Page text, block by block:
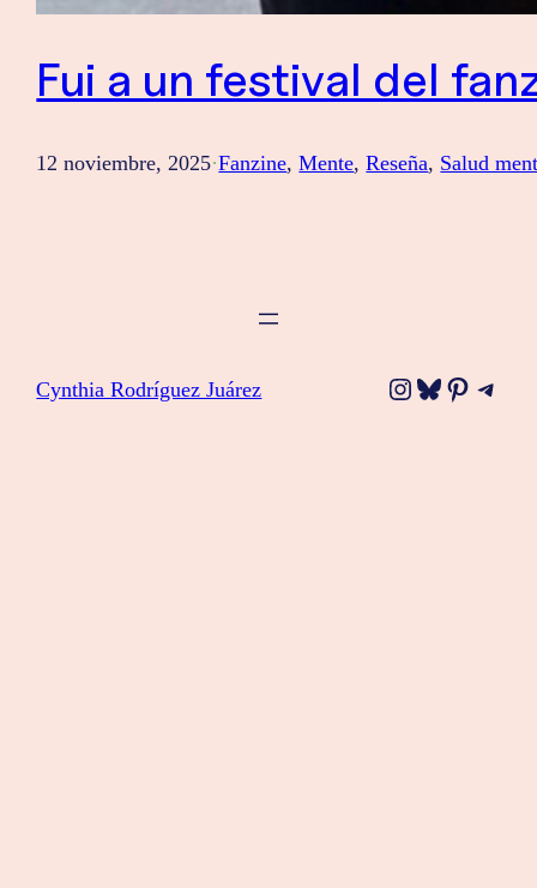
Fui a un festival del
12 noviembre, 2025·Fanzine, Mente, Reseña, Salud
Cynthia Rodríguez Juárez Instagram
Bluesky